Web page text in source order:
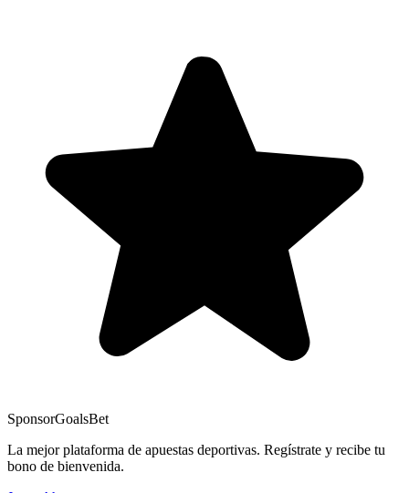
SponsorGoalsBet
La mejor plataforma de apuestas deportivas. Regístrate y recibe tu
bono de bienvenida.